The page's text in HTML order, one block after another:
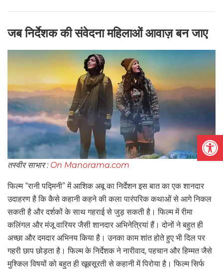
जब निर्देशक की संवेदना महिलाओं आवाज़ बन जाए
तस्वीर साभार : On Manorama.com
फिल्म “रानी पद्मिनी” में आशिक अबू का निर्देशन इस बात का एक शानदार
उदाहरण है कि कैसे कहानी कहने की कला पारंपरिक कथाओं से आगे निकल
सकती है और दर्शकों के साथ गहराई से जुड़ सकती है। फिल्म में रीमा
कलिंगल और मंजू वारियर जैसी शानदार अभिनेत्रियां हैं। दोनों ने बहुत ही
अच्छा और दमदार अभिनय किया है। उनका काम शांत होते हुए भी दिल पर
गहरी छाप छोड़ता है। फिल्म के निर्देशक ने नारीवाद, पहचान और हिम्मत जैसे
मुश्किल विषयों को बहुत ही खूबसूरती से कहानी में पिरोया है। फिल्म सिर्फ